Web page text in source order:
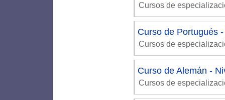
Cursos de
Curso de Portugués
Cursos de
Curso de Alemán -
Cursos de